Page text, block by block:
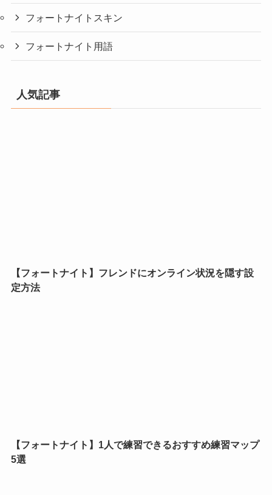
フォートナイトスキン
フォートナイト用語
人気記事
【フォートナイト】フレンドにオンライン状況を隠す設
定方法
【フォートナイト】1人で練習できるおすすめ練習マップ
5選